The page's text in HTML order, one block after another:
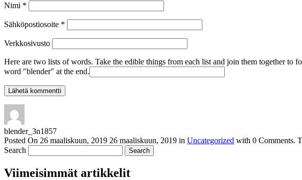
Nimi *
Sähköpostiosoite *
Verkkosivusto
Here are two lists of words. Take the edible things from each list and join them together
word "blender" at the end.
blender_3n1857
Posted On 26 maaliskuun, 2019 26 maaliskuun, 2019 in Uncategorized with 0 Comments.
Search
Viimeisimmät artikkelit